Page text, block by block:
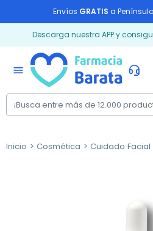
Envíos GRATIS a
Descarga nuestra APP y
menu
Inicio Cosmética Cuidado Facial